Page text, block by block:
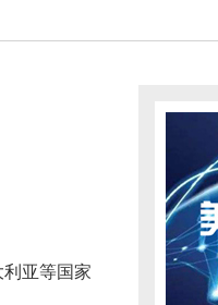
亚等国家